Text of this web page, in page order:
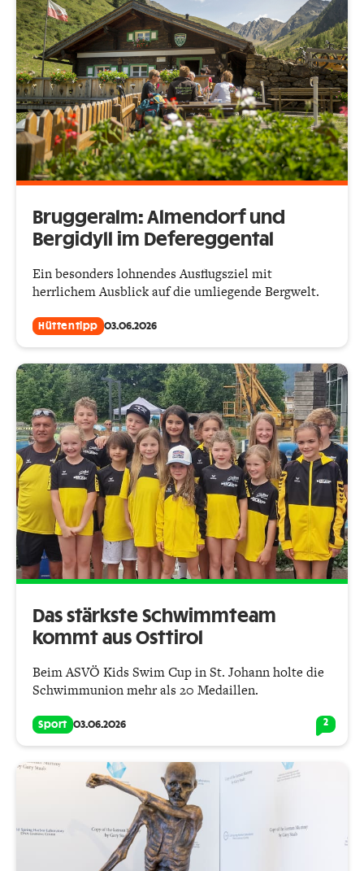
Bruggeralm: Almendorf und
Bergidyll im Defereggental
Ein besonders lohnendes Ausflugsziel mit
herrlichem Ausblick auf die umliegende Bergwelt.
Hüttentipp 03.06.2026
Das stärkste Schwimmteam
kommt aus Osttirol
Beim ASVÖ Kids Swim Cup in St. Johann holte die
Schwimmunion mehr als 20 Medaillen.
Sport 03.06.2026 2